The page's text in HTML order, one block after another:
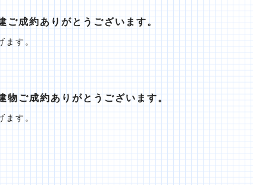
ご成約ありがとうございます。
す。
物ご成約ありがとうございます。
す。